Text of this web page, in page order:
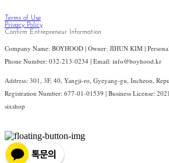
Terms of Use
Privacy Policy
Confirm Entrepreneur Information
Company Name: BOYHOOD | Owner: JIHUN KIM |
Phone Number: 032-213-0234 | Email: info@boyhood.kr
Address: 301, 3F, 40, Yangji-ro, Gyeyang-gu, Incheon,
Registration Number: 677-01-01539 | Business License:
sixshop